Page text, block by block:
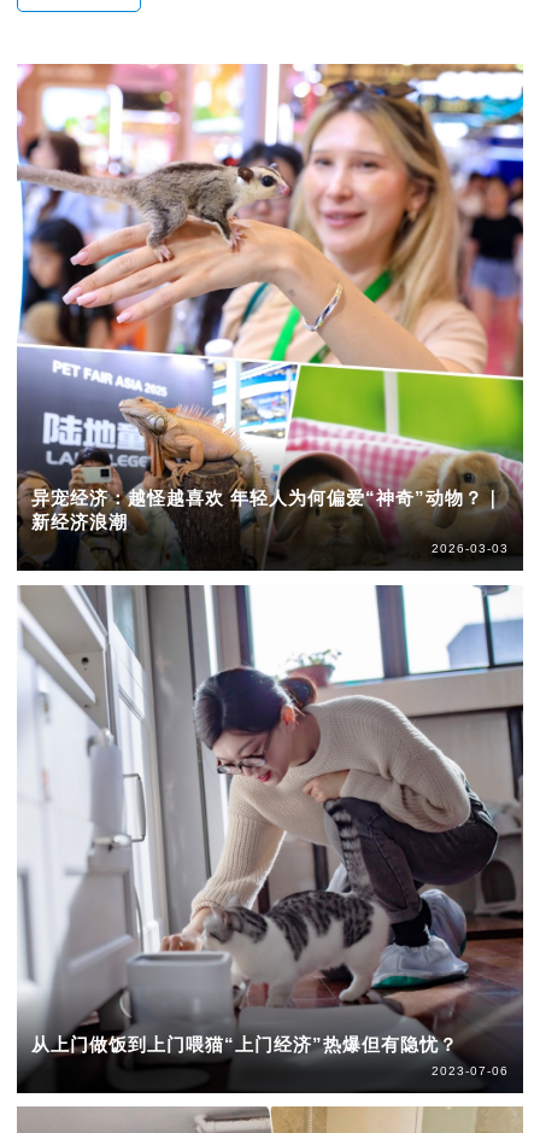
异宠经济：越怪越喜欢 年轻人为何偏爱“神奇”动物？｜
新经济浪潮
2026-03-03
从上门做饭到上门喂猫“上门经济”热爆但有隐忧？
2023-07-06